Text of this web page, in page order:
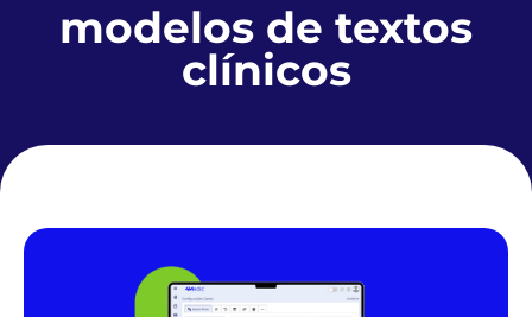
modelos de textos
clínicos